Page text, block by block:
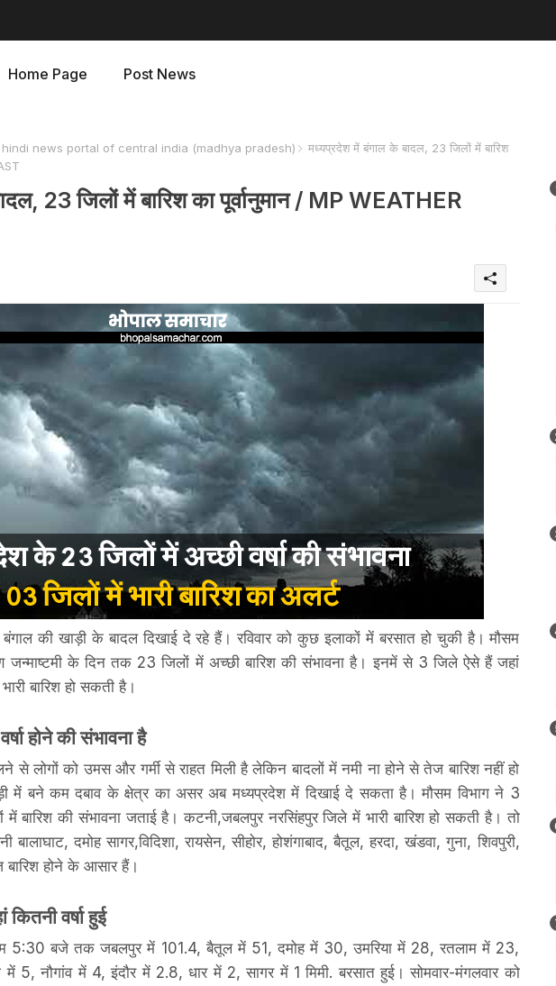
Home Page Post News
hindi news portal of central india (madhya pradesh)
मध्यप्रदेश में बंगाल के बादल, 23 जिलों में बारिश
23 जिलों में बारिश का पूर्वानुमान / MP WEATHER
की खाड़ी के बादल दिखाई दे रहे हैं। रविवार को कुछ इलाकों में बरसात हो चुकी है। मौसम
जन्माष्टमी के दिन तक 23 जिलों में अच्छी बारिश की संभावना है। इनमें से 3 जिले ऐसे हैं जहां
बारिश हो सकती है।
होने की संभावना है
से लोगों को उमस और गर्मी से राहत मिली है लेकिन बादलों में नमी ना होने से तेज बारिश नहीं हो
में बने कम दबाव के क्षेत्र का असर अब मध्यप्रदेश में दिखाई दे सकता है। मौसम विभाग ने 3
में बारिश की संभावना जताई है। कटनी,जबलपुर नरसिंहपुर जिले में भारी बारिश हो सकती है। तो
बालाघाट, दमोह सागर,विदिशा, रायसेन, सीहोर, होशंगाबाद, बैतूल, हरदा, खंडवा, गुना, शिवपुरी,
बारिश होने के आसार हैं।
वर्षा हुई
5:30 बजे तक जबलपुर में 101.4, बैतूल में 51, दमोह में 30, उमरिया में 28, रतलाम में 23,
5, नौगांव में 4, इंदौर में 2.8, धार में 2, सागर में 1 मिमी. बरसात हुई। सोमवार-मंगलवार को